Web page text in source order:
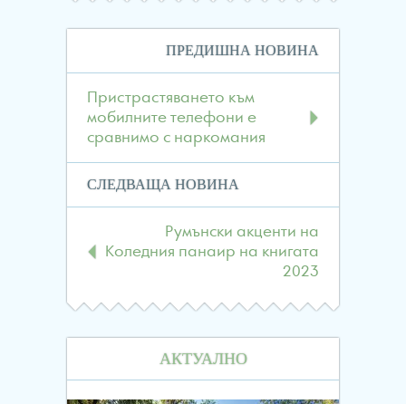
Навигация
в
публикациите
ПРЕДИШНА НОВИНА
Пристрастяването към
мобилните телефони е
сравнимо с наркомания
СЛЕДВАЩА НОВИНА
Румънски акценти на
Коледния панаир на книгата
2023
АКТУАЛНО